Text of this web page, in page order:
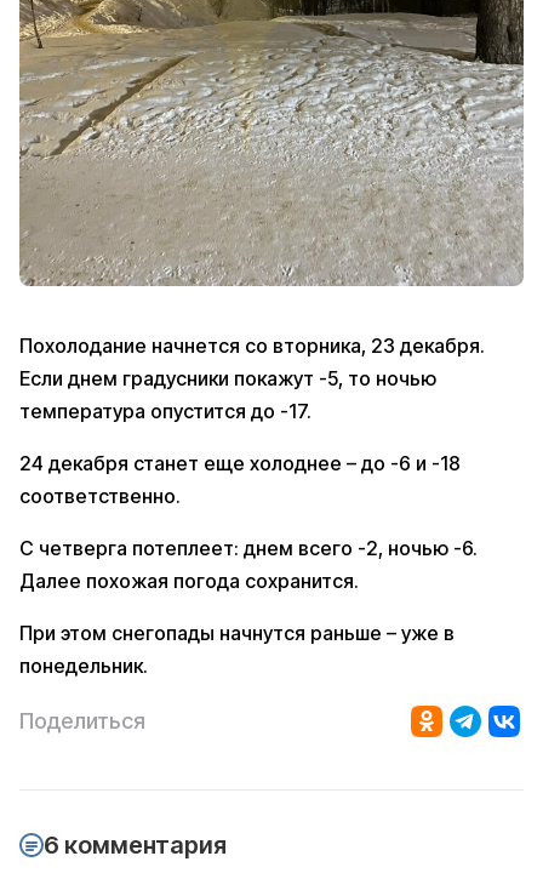
Похолодание начнется со вторника, 23 декабря.
Если днем градусники покажут -5, то ночью
температура опустится до -17.
24 декабря станет еще холоднее – до -6 и -18
соответственно.
С четверга потеплеет: днем всего -2, ночью -6.
Далее похожая погода сохранится.
При этом снегопады начнутся раньше – уже в
понедельник.
Поделиться
6 комментария